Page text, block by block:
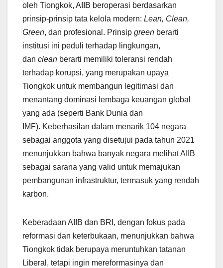
oleh Tiongkok, AIIB beroperasi berdasarkan
prinsip-prinsip tata kelola modern: Lean, Clean,
Green, dan profesional. Prinsip green berarti
institusi ini peduli terhadap lingkungan,
dan clean berarti memiliki toleransi rendah
terhadap korupsi, yang merupakan upaya
Tiongkok untuk membangun legitimasi dan
menantang dominasi lembaga keuangan global
yang ada (seperti Bank Dunia dan
IMF). Keberhasilan dalam menarik 104 negara
sebagai anggota yang disetujui pada tahun 2021
menunjukkan bahwa banyak negara melihat AIIB
sebagai sarana yang valid untuk memajukan
pembangunan infrastruktur, termasuk yang rendah
karbon.
Keberadaan AIIB dan BRI, dengan fokus pada
reformasi dan keterbukaan, menunjukkan bahwa
Tiongkok tidak berupaya meruntuhkan tatanan
Liberal, tetapi ingin mereformasinya dan